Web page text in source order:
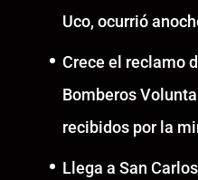
Uco, ocurrió
Crece el reclamo
Bomberos
recibidos por la
Llega a San